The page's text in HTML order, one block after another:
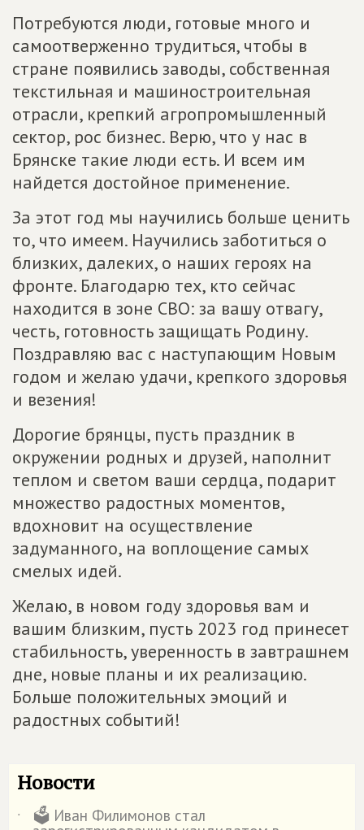
Потребуются люди, готовые много и
самоотверженно трудиться, чтобы в
стране появились заводы, собственная
текстильная и машиностроительная
отрасли, крепкий агропромышленный
сектор, рос бизнес. Верю, что у нас в
Брянске такие люди есть. И всем им
найдется достойное применение.
За этот год мы научились больше ценить
то, что имеем. Научились заботиться о
близких, далеких, о наших героях на
фронте. Благодарю тех, кто сейчас
находится в зоне СВО: за вашу отвагу,
честь, готовность защищать Родину.
Поздравляю вас с наступающим Новым
годом и желаю удачи, крепкого здоровья
и везения!
Дорогие брянцы, пусть праздник в
окружении родных и друзей, наполнит
теплом и светом ваши сердца, подарит
множество радостных моментов,
вдохновит на осуществление
задуманного, на воплощение самых
смелых идей.
Желаю, в новом году здоровья вам и
вашим близким, пусть 2023 год принесет
стабильность, уверенность в завтрашнем
дне, новые планы и их реализацию.
Больше положительных эмоций и
радостных событий!
Новости
˙ 🗳️ Иван Филимонов стал